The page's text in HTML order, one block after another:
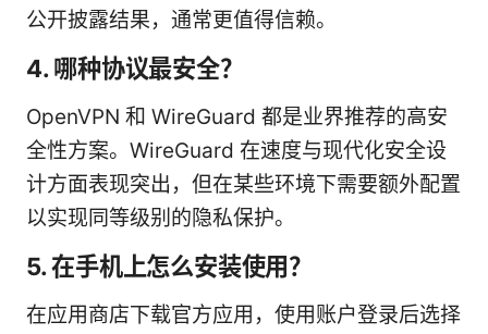
公开披露结果，通常更值得信赖。
4. 哪种协议最安全？
OpenVPN 和 WireGuard 都是业界推荐的高安
全性方案。WireGuard 在速度与现代化安全设
计方面表现突出，但在某些环境下需要额外配置
以实现同等级别的隐私保护。
5. 在手机上怎么安装使用？
在应用商店下载官方应用，使用账户登录后选择